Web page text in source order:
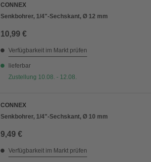
CONNEX
Senkbohrer, 1/4"-Sechskant, Ø 12 mm
10,99 €
Verfügbarkeit im Markt prüfen
lieferbar
Zustellung 10.08. - 12.08.
CONNEX
Senkbohrer, 1/4"-Sechskant, Ø 10 mm
9,49 €
Verfügbarkeit im Markt prüfen